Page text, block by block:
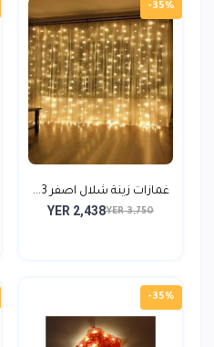
-35%
غمازات زينة شلال اصفر 3...
YER 3,750
YER 2,438
-35%